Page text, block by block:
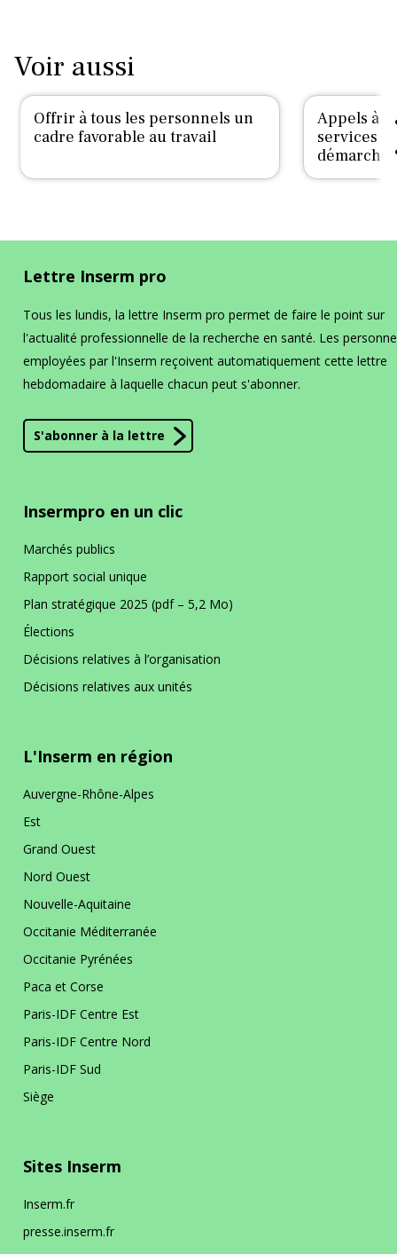
Voir aussi
Offrir à tous les personnels un
cadre favorable au travail
Appels à
services
démarches
Lettre Inserm pro
Tous les lundis, la lettre Inserm pro permet de faire le point sur
l'actualité professionnelle de la recherche en santé. Les
employées par l'Inserm reçoivent automatiquement cette lettre
hebdomadaire à laquelle chacun peut s'abonner.
S'abonner à la lettre
Insermpro en un clic
Marchés publics
Rapport social unique
Plan stratégique 2025 (pdf – 5,2 Mo)
Élections
Décisions relatives à l’organisation
Décisions relatives aux unités
L'Inserm en région
Auvergne-Rhône-Alpes
Est
Grand Ouest
Nord Ouest
Nouvelle-Aquitaine
Occitanie Méditerranée
Occitanie Pyrénées
Paca et Corse
Paris-IDF Centre Est
Paris-IDF Centre Nord
Paris-IDF Sud
Siège
Sites Inserm
Inserm.fr
presse.inserm.fr